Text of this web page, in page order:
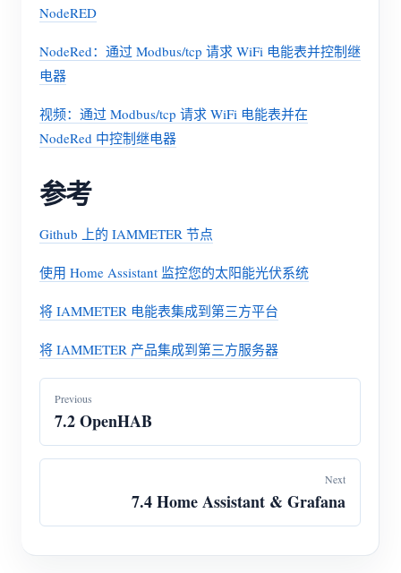
NodeRED
NodeRed：通过 Modbus/tcp 请求 WiFi 电能表并控制继
电器
视频：通过 Modbus/tcp 请求 WiFi 电能表并在
NodeRed 中控制继电器
参考
Github 上的 IAMMETER 节点
使用 Home Assistant 监控您的太阳能光伏系统
将 IAMMETER 电能表集成到第三方平台
将 IAMMETER 产品集成到第三方服务器
Previous
7.2 OpenHAB
Next
7.4 Home Assistant & Grafana